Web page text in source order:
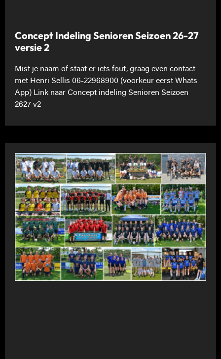
Concept Indeling Senioren Seizoen 26-27
versie 2
Mist je naam of staat er iets fout, graag even contact
met Henri Sellis 06-22968900 (voorkeur eerst Whats
App) Link naar Concept indeling Senioren Seizoen
2627 v2